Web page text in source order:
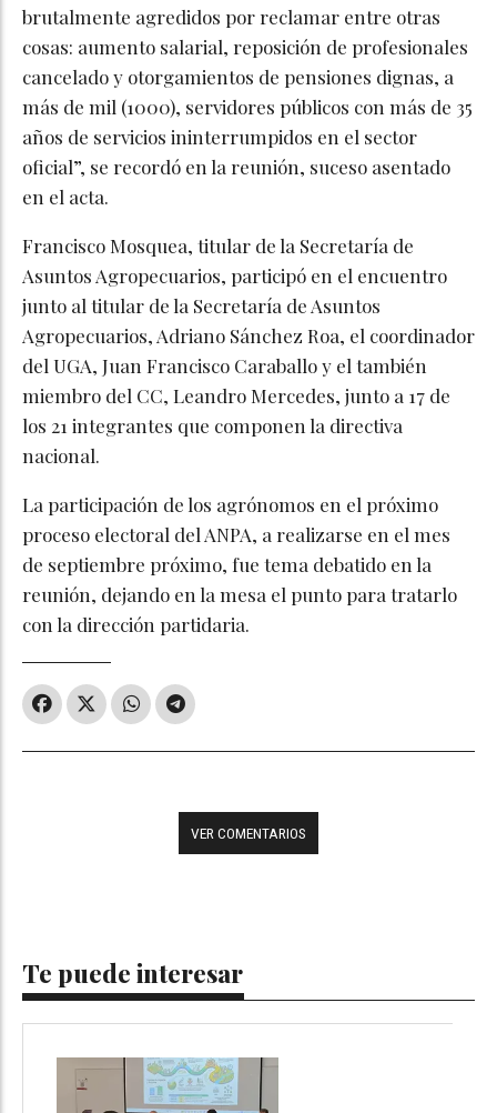
brutalmente agredidos por reclamar entre otras
cosas: aumento salarial, reposición de profesionales
cancelado y otorgamientos de pensiones dignas, a
más de mil (1000), servidores públicos con más de 35
años de servicios ininterrumpidos en el sector
oficial”, se recordó en la reunión, suceso asentado
en el acta.
Francisco Mosquea, titular de la Secretaría de
Asuntos Agropecuarios, participó en el encuentro
junto al titular de la Secretaría de Asuntos
Agropecuarios, Adriano Sánchez Roa, el coordinador
del UGA, Juan Francisco Caraballo y el también
miembro del CC, Leandro Mercedes, junto a 17 de
los 21 integrantes que componen la directiva
nacional.
La participación de los agrónomos en el próximo
proceso electoral del ANPA, a realizarse en el mes
de septiembre próximo, fue tema debatido en la
reunión, dejando en la mesa el punto para tratarlo
con la dirección partidaria.
VER COMENTARIOS
Te puede interesar